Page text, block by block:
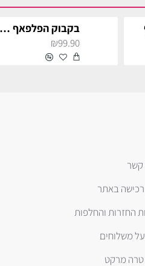
בקבוק הפלפאף צהוב
₪99.90
קשר
רכישה באתר
החזרות והחלפות
משלוחים
טרה מרקט